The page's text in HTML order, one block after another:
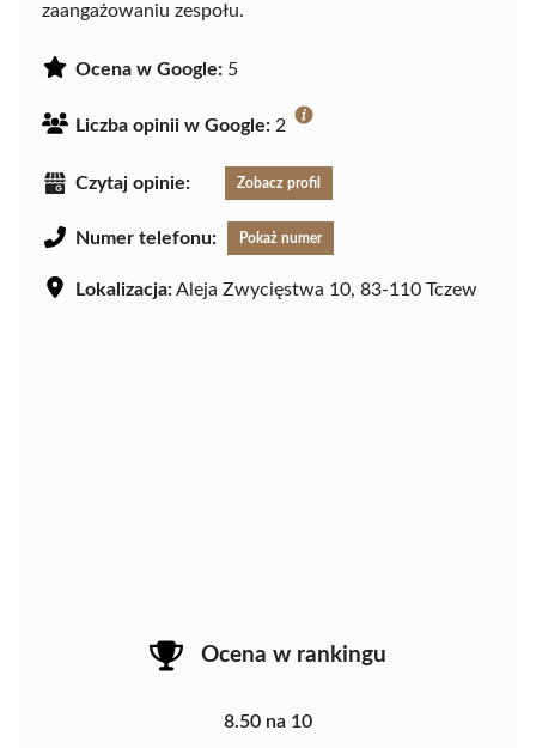
zaangażowaniu zespołu.
Ocena w Google: 5
Liczba opinii w Google: 2
Czytaj opinie: Zobacz profil
Numer telefonu: Pokaż numer
Lokalizacja:Aleja Zwycięstwa 10, 83-110 Tczew
Ocena w rankingu
8.50 na 10